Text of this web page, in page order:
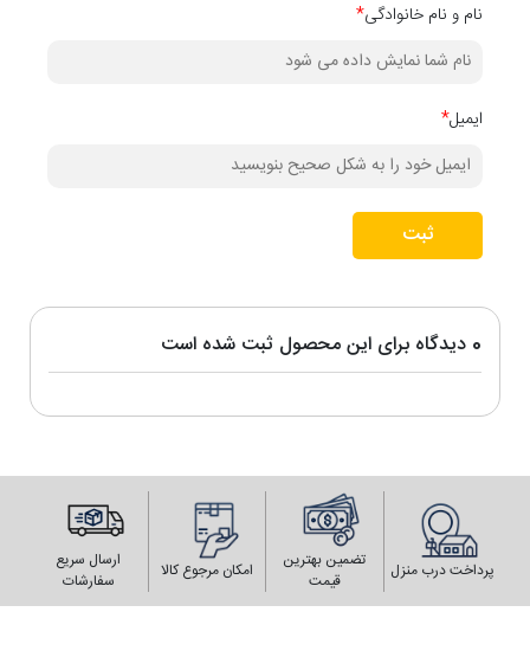
0 دیدگاه برای این محصول ثبت شده است
نام و نام خانوادگی*
ایمیل*
ثبت
پرداخت درب منزل
تضمین بهترین
قیمت
امکان مرجوع کالا
ارسال سریع
سفارشات